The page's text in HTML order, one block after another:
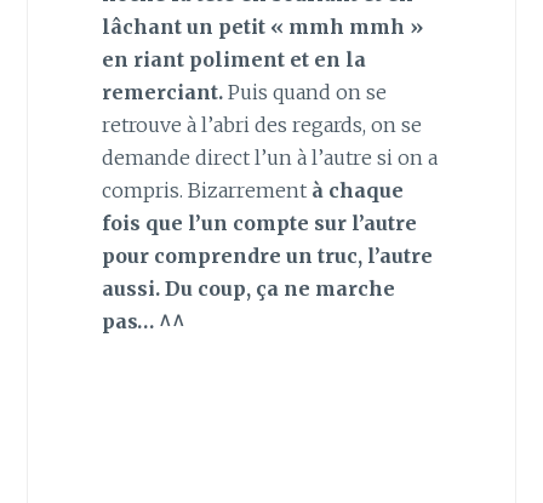
lâchant un petit « mmh mmh »
en riant poliment et en la
remerciant.Puis quand on se
retrouve à l’abri des regards, on se
demande direct l’un à l’autre si on a
compris. Bizarrement à chaque
fois que l’un compte sur l’autre
pour comprendre un truc, l’autre
aussi. Du coup, ça ne marche
pas… ^^